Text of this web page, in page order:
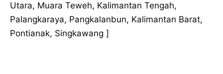
Utara, Muara Teweh, Kalimantan Tengah,
Palangkaraya, Pangkalanbun, Kalimantan Barat,
Pontianak, Singkawang ]